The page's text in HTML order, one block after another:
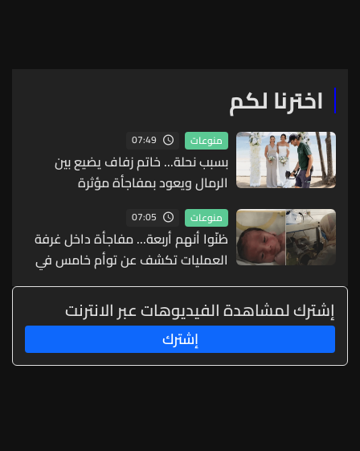
اخترنا لكم
منوعات 07:49
بسبب نحلة... خاتم زفاف يضيع بين
الرمال ويعود بمفاجأة مؤثرة
منوعات 07:05
ظنّوا أنهم أربعة... مفاجأة داخل غرفة
العمليات تكشف عن توأم خامس في
ولادة نادرة
إشترك لمشاهدة الفيديوهات عبر الانترنت
إشترك